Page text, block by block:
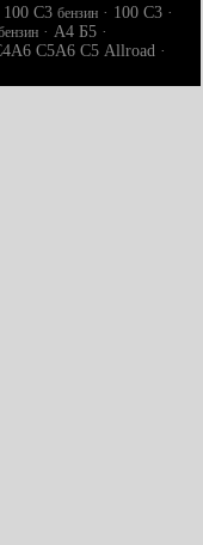
100 С3 бензин · 100 С3 ·
· A4 Б5 ·
A6 С5A6 С5 Allroad ·